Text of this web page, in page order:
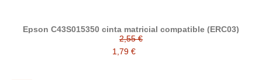
Epson C43S015350 cinta matricial compatible (ERC03)
2,55 €
1,79 €